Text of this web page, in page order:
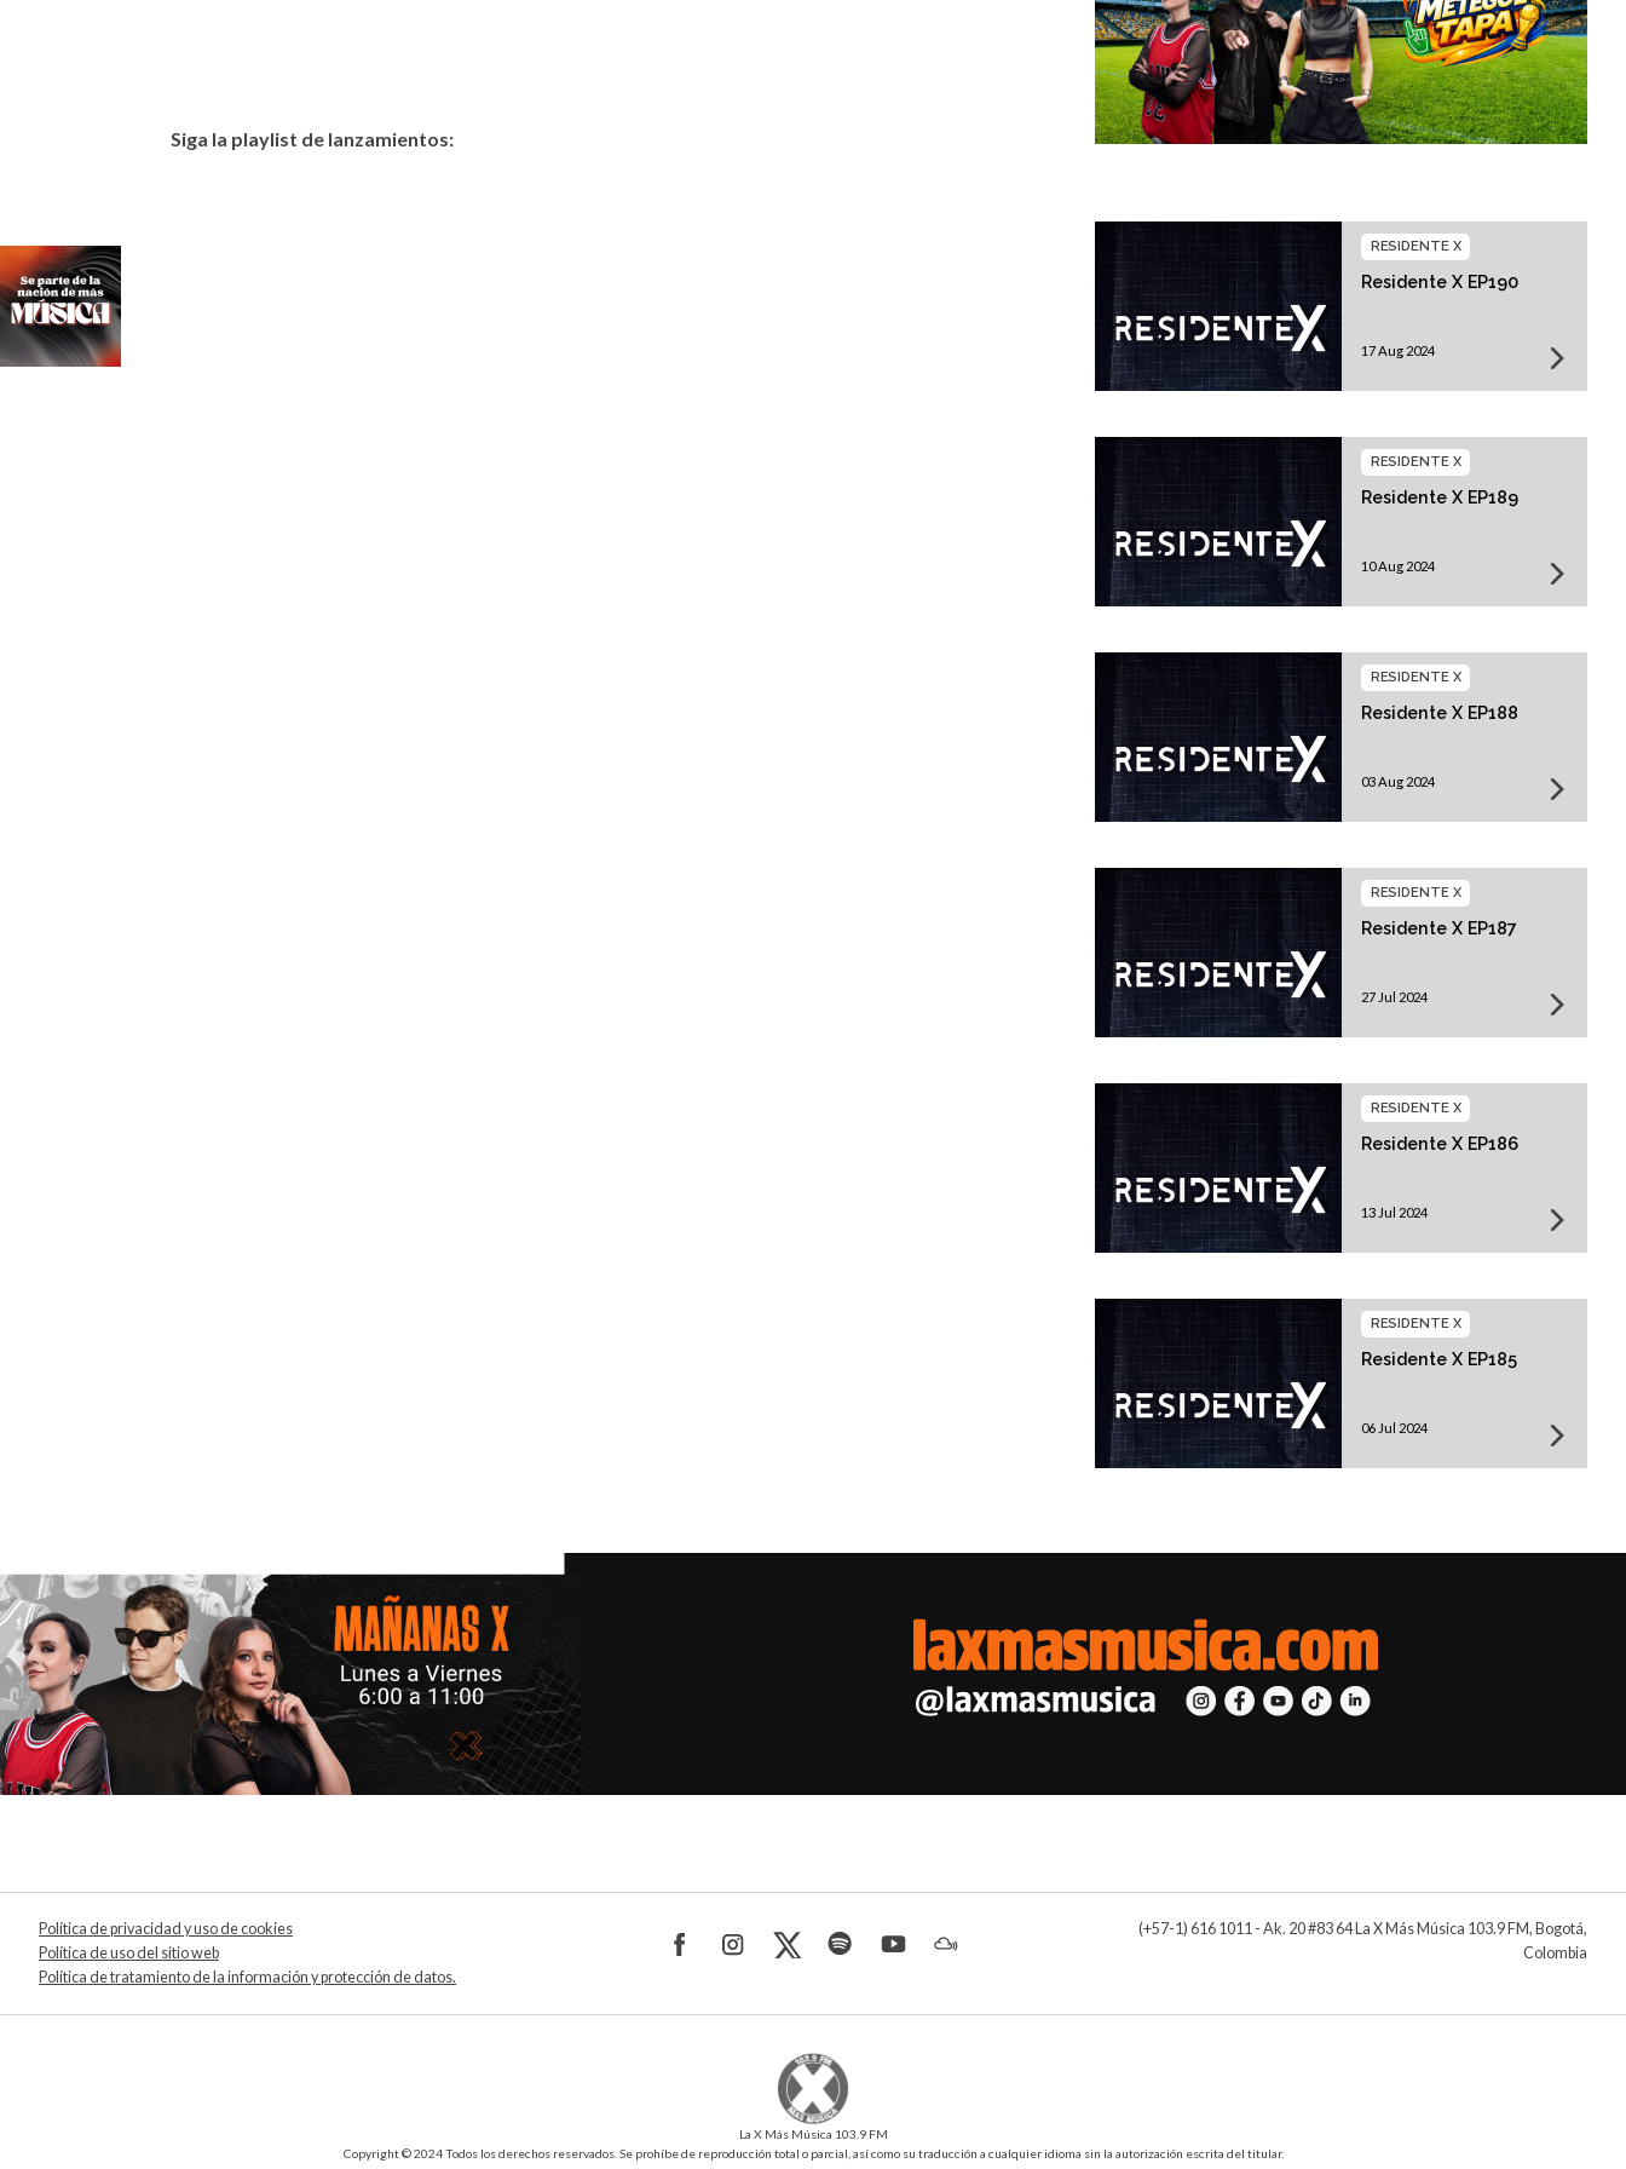
Siga la playlist de lanzamientos:
Residente X EP190
RESIDENTE X
17 Aug 2024
Residente X EP189
RESIDENTE X
10 Aug 2024
Residente X EP188
RESIDENTE X
03 Aug 2024
Residente X EP187
RESIDENTE X
27 Jul 2024
Residente X EP186
RESIDENTE X
13 Jul 2024
Residente X EP185
RESIDENTE X
06 Jul 2024
Política de privacidad y uso de cookies
Política de uso del sitio web
Política de tratamiento de la información y protección de datos.
(+57-1) 616 1011 - Ak. 20 #83 64 La X Más Música 103.9 FM, Bogotá,
Colombia
La X Más Música 103.9 FM
Copyright © 2024 Todos los derechos reservados. Se prohíbe de reproducción total o parcial, así como su traducción a cualquier idioma sin la autorización escrita del titular.